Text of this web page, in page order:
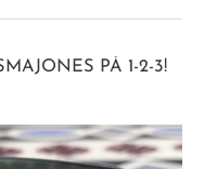
PÅ 1-2-3!